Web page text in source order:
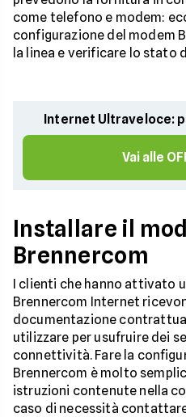
come telefono e modem:
configurazione del modem
la linea e verificare lo stato
Internet Ultraveloce:
Vai alle
Installare il
Brennercom
I clienti che hanno attivato
Brennercom Internet
documentazione
utilizzare per usufruire dei
connettività. Fare la
Brennercom è molto
istruzioni contenute nella
caso di necessità